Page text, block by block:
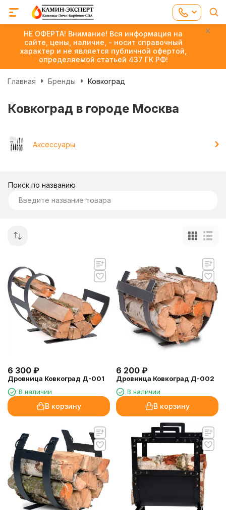
НЕ ОФЕРТА! Внимание! Вся информация на
сайте, цены, наличие, - носит справочный
характер и не является публичной офертой,
определяемой статьей 437 ГК РФ!
Главная Бренды Ковкоград
Ковкоград в городе Москва
Аксессуары
Поиск по названию
6 300 ₽
Дровница Ковкоград Д-001
В наличии
В корзину
6 200 ₽
Дровница Ковкоград Д-002
В наличии
В корзину